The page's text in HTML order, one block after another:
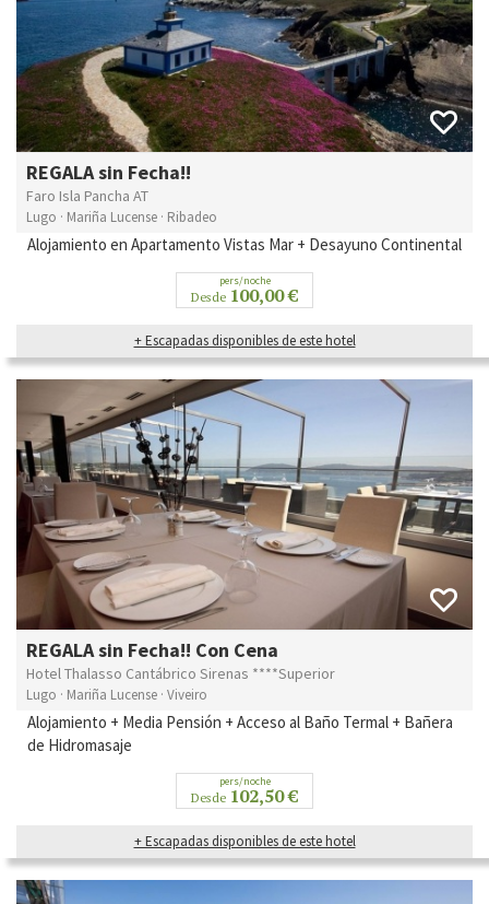
REGALA sin Fecha!!
Faro Isla Pancha AT
Lugo · Mariña Lucense · Ribadeo
Alojamiento en Apartamento Vistas Mar + Desayuno Continental
pers/noche
Desde 100,00 €
+ Escapadas disponibles de este hotel
REGALA sin Fecha!! Con Cena
Hotel Thalasso Cantábrico Sirenas ****Superior
Lugo · Mariña Lucense · Viveiro
Alojamiento + Media Pensión + Acceso al Baño Termal + Bañera
de Hidromasaje
pers/noche
Desde 102,50 €
+ Escapadas disponibles de este hotel